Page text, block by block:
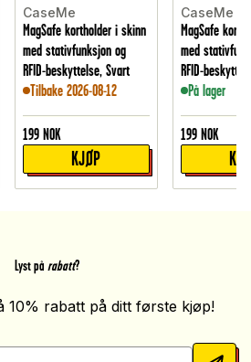
CaseMe
MagSafe kortholder i skinn
med stativfunksjon og
RFID-beskyttelse, Svart
Tilbake 2026-08-12
199 NOK
KJØP
CaseMe
MagSafe
med
RFID-
På lager
199 NOK
Lyst på rabatt?
10% rabatt på ditt første kjøp!